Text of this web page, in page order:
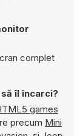
complet
îl încarci?
games
precum Mini